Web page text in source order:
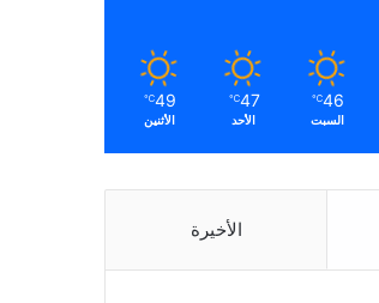
46
℃
السبت
47
℃
الأحد
49
℃
الأثنين
الأخيرة